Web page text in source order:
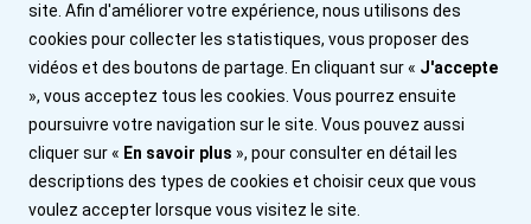
Aide
Nous contacter
Plan du site
Mentions légales
site. Afin d'améliorer votre expérience, nous utilisons des
cookies pour collecter les statistiques, vous proposer des
vidéos et des boutons de partage. En cliquant sur « J'accepte
», vous acceptez tous les cookies. Vous pourrez ensuite
poursuivre votre navigation sur le site. Vous pouvez aussi
cliquer sur « En savoir plus », pour consulter en détail les
descriptions des types de cookies et choisir ceux que vous
voulez accepter lorsque vous visitez le site.